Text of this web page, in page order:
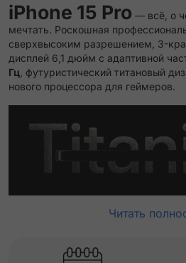
iPhone 15 Pro — всё, о
мечтать. Роскошная
сверхвысоким разрешением, 3-
дисплей 6,1 дюйм с адаптивной
Гц , футуристический титановый
нового процессора для геймеров.
Читать